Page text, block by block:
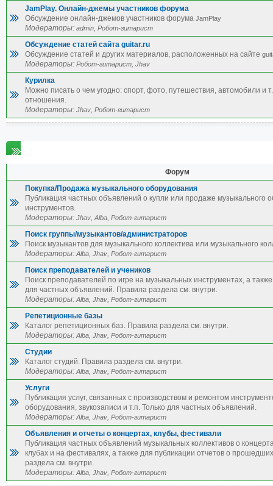
JamPlay. Онлайн-джемы участников форума
Обсуждение онлайн-джемов участников форума JamPlay
Модераторы: admin, Робот-гитарист
Обсуждение статей сайта guitar.ru
Обсуждение статей и других материалов, расположенных на сайте
Модераторы: Робот-гитарист, Jhav
Курилка
Можно писать о чем угодно: спорт, фото, путешествия, автомобили и
отношения.
Модераторы: Jhav, Робот-гитарист
Форум
Покупка/Продажа музыкального оборудования
Публикация частных объявлений о купли или продаже музыкального
инструментов.
Модераторы: Jhav,Alba, Робот-гитарист
Поиск группы/музыкантов/администраторов
Поиск музыкантов для музыкального коллектива или музыкального
Модераторы:Alba, Jhav, Робот-гитарист
Поиск преподавателей и учеников
Поиск преподавателей по игре на музыкальных инструментах, а также
для частных объявлений. Правила раздела см. внутри.
Модераторы:Alba, Jhav, Робот-гитарист
Репетиционные базы
Каталог репетиционных баз. Правила раздела см. внутри.
Модераторы:Alba, Jhav, Робот-гитарист
Студии
Каталог студий. Правила раздела см. внутри.
Модераторы:Alba, Jhav, Робот-гитарист
Услуги
Публикация услуг, связанных с производством и ремонтом
оборудования, звукозаписи и т.п. Только для частных объявлений.
Модераторы:Alba, Jhav, Робот-гитарист
Объявления и отчеты о концертах, клубы, фестивали
Публикация частных объявлений музыкальных коллективов о
клубах и на фестивалях, а также для публикации отчетов о
раздела см. внутри.
Модераторы:Alba, Jhav, Робот-гитарист